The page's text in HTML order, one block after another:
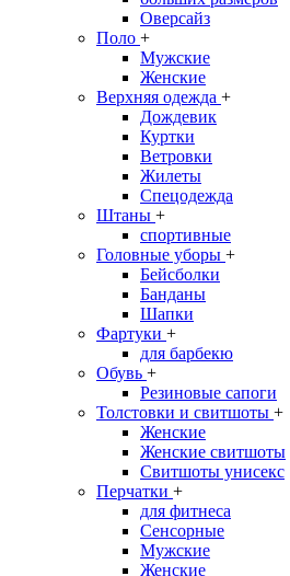
Оверсайз
Поло +
Мужские
Женские
Верхняя одежда +
Дождевик
Куртки
Ветровки
Жилеты
Спецодежда
Штаны +
спортивные
Головные уборы +
Бейсболки
Банданы
Шапки
Фартуки +
для барбекю
Обувь +
Резиновые сапоги
Толстовки и свитшоты +
Женские
Женские свитшоты
Свитшоты унисекс
Перчатки +
для фитнеса
Сенсорные
Мужские
Женские